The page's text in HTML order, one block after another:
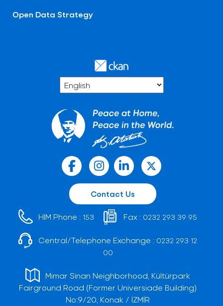
Open Data Strategy
Contact Us
HIM Phone : 153 Fax : 0232 293 39 95
Central/Telephone Exchange : 0232 293 12
00
Mimar Sinan Neighborhood, Kültürpark
Fairground Road (Former Universiade Building)
No:9/20, Konak / İZMİR